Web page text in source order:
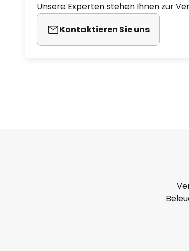
Unsere Experten stehen Ihnen zur
Kontaktieren Sie uns